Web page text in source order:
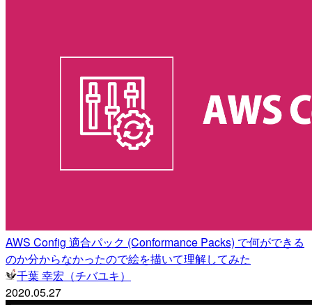
AWS Config 適合パック (Conformance Packs) で何ができる
のか分からなかったので絵を描いて理解してみた
千葉 幸宏（チバユキ）
2020.05.27